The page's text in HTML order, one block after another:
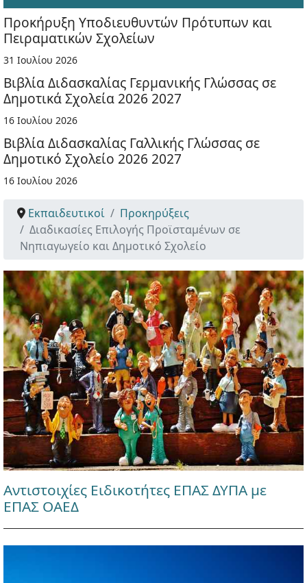
Προκήρυξη Υποδιευθυντών Πρότυπων και
Πειραματικών Σχολείων
31 Ιουλίου 2026
Βιβλία Διδασκαλίας Γερμανικής Γλώσσας σε
Δημοτικά Σχολεία 2026 2027
16 Ιουλίου 2026
Βιβλία Διδασκαλίας Γαλλικής Γλώσσας σε
Δημοτικό Σχολείο 2026 2027
16 Ιουλίου 2026
Εκπαιδευτικοί
Προκηρύξεις
Διαδικασίες Επιλογής Προϊσταμένων σε
Νηπιαγωγείο και Δημοτικό Σχολείο
Αντιστοιχίες Ειδικοτήτες ΕΠΑΣ ΔΥΠΑ με
ΕΠΑΣ ΟΑΕΔ